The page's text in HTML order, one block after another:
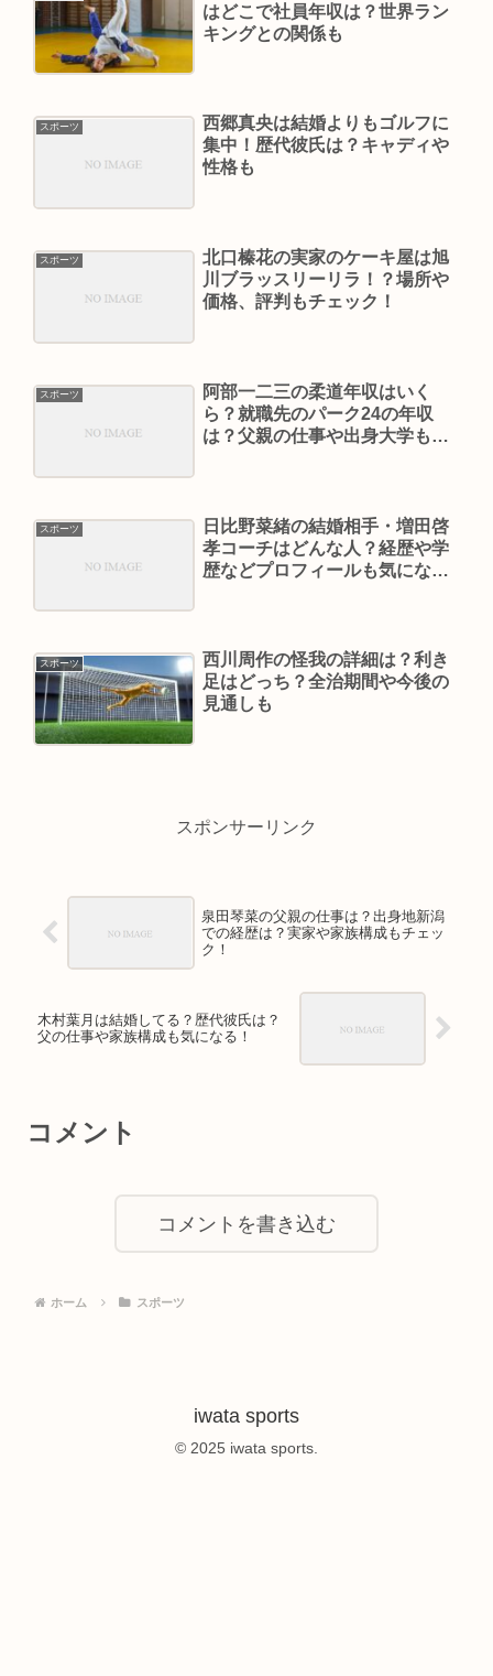
はどこで社員年収は？世界ラン
キングとの関係も
スポーツ
西郷真央は結婚よりもゴルフに
集中！歴代彼氏は？キャディや
性格も
スポーツ
北口榛花の実家のケーキ屋は旭
川ブラッスリーリラ！？場所や
価格、評判もチェック！
スポーツ
阿部一二三の柔道年収はいく
ら？就職先のパーク24の年収
は？父親の仕事や出身大学もチ
スポーツ
日比野菜緒の結婚相手・増田啓
孝コーチはどんな人？経歴や学
歴などプロフィールも気にな
スポーツ
西川周作の怪我の詳細は？利き
足はどっち？全治期間や今後の
見通しも
スポンサーリンク
泉田琴菜の父親の仕事は？出身地新潟
での経歴は？実家や家族構成もチェッ
ク！
木村葉月は結婚してる？歴代彼氏は？
父の仕事や家族構成も気になる！
コメント
コメントを書き込む
ホーム スポーツ
iwata sports
© 2025 iwata sports.